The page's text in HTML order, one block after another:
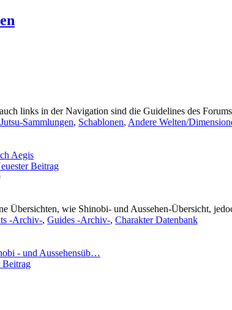
links in der Navigation sind die Guidelines des
Jutsu-Sammlungen, Schablonen, Andere Welten/
Aegis
Beitrag
Übersichten, wie Shinobi- und Aussehen-Übersicht,
-Archiv-, Guides -Archiv-, Charakter Datenbank
- und Aussehensüb…
Beitrag